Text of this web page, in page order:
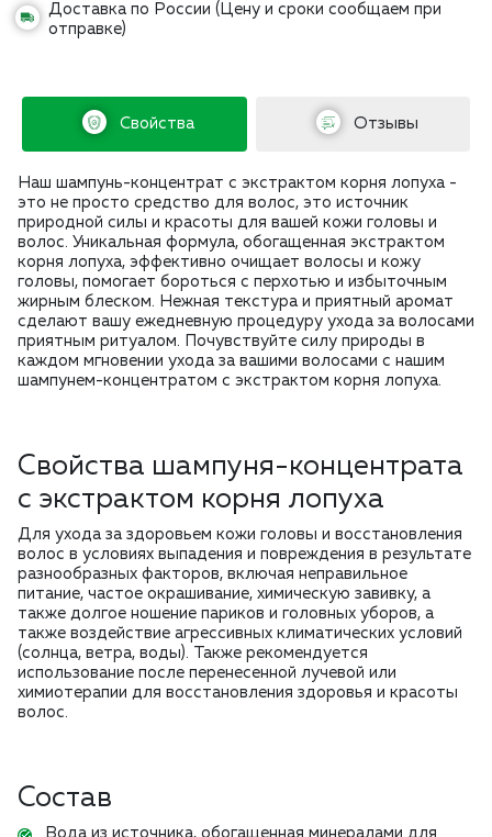
Доставка по России (Цену и сроки сообщаем при
отправке)
Свойства Отзывы
Наш шампунь-концентрат с экстрактом корня лопуха -
это не просто средство для волос, это источник
природной силы и красоты для вашей кожи головы и
волос. Уникальная формула, обогащенная экстрактом
корня лопуха, эффективно очищает волосы и кожу
головы, помогает бороться с перхотью и избыточным
жирным блеском. Нежная текстура и приятный аромат
сделают вашу ежедневную процедуру ухода за волосами
приятным ритуалом. Почувствуйте силу природы в
каждом мгновении ухода за вашими волосами с нашим
шампунем-концентратом с экстрактом корня лопуха.
Свойства шампуня-концентрата
с экстрактом корня лопуха
Для ухода за здоровьем кожи головы и восстановления
волос в условиях выпадения и повреждения в результате
разнообразных факторов, включая неправильное
питание, частое окрашивание, химическую завивку, а
также долгое ношение париков и головных уборов, а
также воздействие агрессивных климатических условий
(солнца, ветра, воды). Также рекомендуется
использование после перенесенной лучевой или
химиотерапии для восстановления здоровья и красоты
волос.
Состав
Вода из источника, обогащенная минералами для